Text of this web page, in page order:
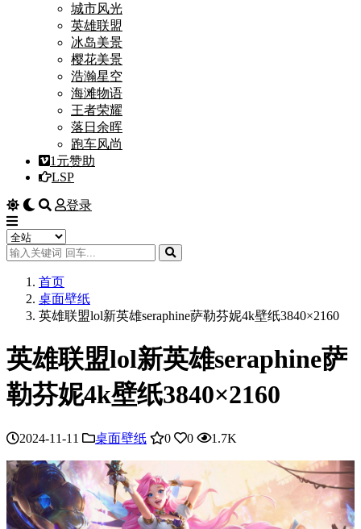
城市风光
英雄联盟
冰岛美景
樱花美景
浩瀚星空
海滩物语
王者荣耀
落日余晖
跑车风尚
1元赞助
LSP
登录
首页
桌面壁纸
英雄联盟lol新英雄seraphine萨勒芬妮4k壁纸3840×2160
英雄联盟lol新英雄seraphine萨
勒芬妮4k壁纸3840×2160
2024-11-11 桌面壁纸 0 0 1.7K